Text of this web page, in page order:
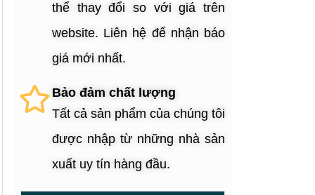
thể thay đổi so với giá trên
website. Liên hệ để nhận báo
giá mới nhất.
Bảo đảm chất lượng
Tất cả sản phẩm của chúng tôi
được nhập từ những nhà sản
xuất uy tín hàng đầu.